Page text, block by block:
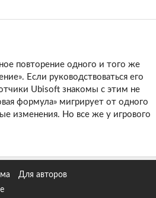
повторение одного и того же
Если руководствоваться его
Ubisoft знакомы с этим не
формула» мигрирует от одного
изменения. Но все же у игрового
Для авторов